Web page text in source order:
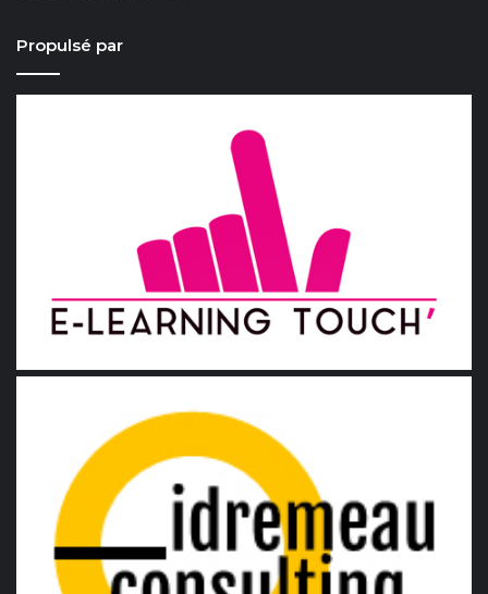
Propulsé par